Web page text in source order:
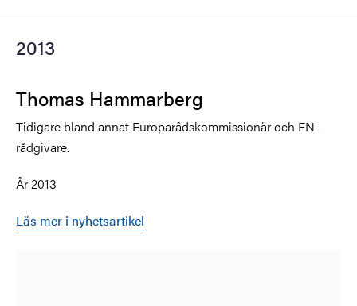
2013
Thomas Hammarberg
Tidigare bland annat Europarådskommissionär och FN-
rådgivare.
År 2013
Läs mer i nyhetsartikel